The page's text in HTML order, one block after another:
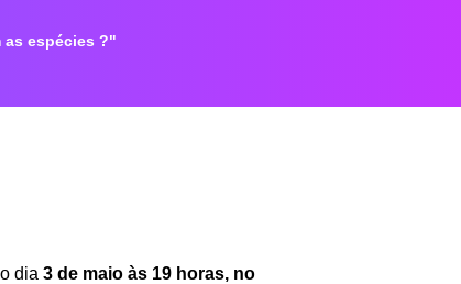
as espécies ?"
dia 3 de maio às 19 horas, no